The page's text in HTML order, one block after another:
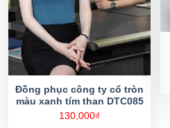
Đồng phục công ty cổ tròn
màu xanh tím than DTC085
130,000₫